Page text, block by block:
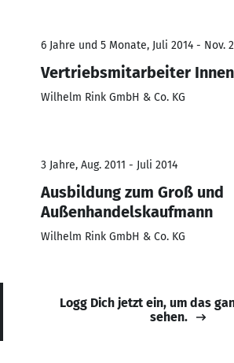
6 Jahre und 5 Monate, Juli 2014 - Nov.
Vertriebsmitarbeiter
Wilhelm Rink GmbH & Co. KG
3 Jahre, Aug. 2011 - Juli 2014
Ausbildung zum Groß und
Außenhandelskaufmann
Wilhelm Rink GmbH & Co. KG
Logg Dich jetzt ein, um das
sehen.